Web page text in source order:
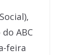
ABC
feira